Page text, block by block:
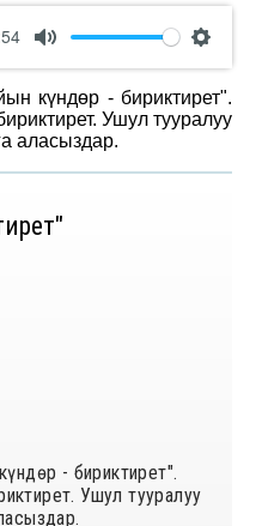
Mute
күндөр - бириктирет".
Ушул тууралуу
аласыздар.
- бириктирет".
Ушул тууралуу